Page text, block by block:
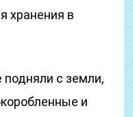
хранения в
с земли,
и